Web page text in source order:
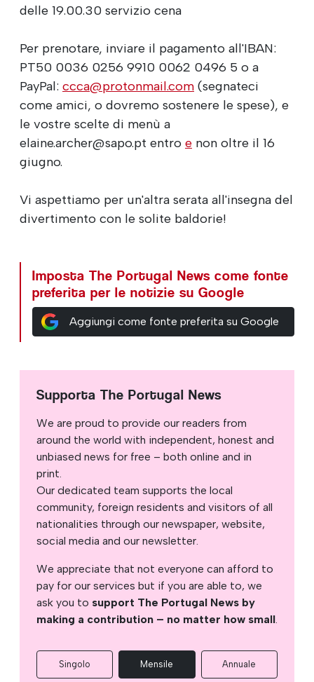
delle 19.00.30 servizio cena
Per prenotare, inviare il pagamento all'IBAN:
PT50 0036 0256 9910 0062 0496 5 o a
PayPal: ccca@protonmail.com (segnateci
come amici, o dovremo sostenere le spese), e
le vostre scelte di menù a
elaine.archer@sapo.pt entro e non oltre il 16
giugno.
Vi aspettiamo per un'altra serata all'insegna del
divertimento con le solite baldorie!
Imposta The Portugal News come fonte
preferita per le notizie su Google
Aggiungi come fonte preferita su Google
Supporta The Portugal News
We are proud to provide our readers from
around the world with independent, honest and
unbiased news for free – both online and in
print.
Our dedicated team supports the local
community, foreign residents and visitors of all
nationalities through our newspaper, website,
social media and our newsletter.
We appreciate that not everyone can afford to
pay for our services but if you are able to, we
ask you to support The Portugal News by
making a contribution – no matter how small.
Singolo Mensile Annuale